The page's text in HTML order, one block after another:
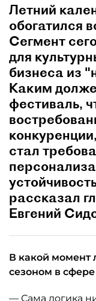
Летний
обогатился
Сегмент
для
бизнеса из
Каким
фестиваль,
стал
рассказал
Евгений
В какой момент
сезоном в
— Сама логика